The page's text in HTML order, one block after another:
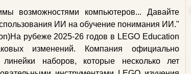
возможностями компьютеров... Давайте
ИИ на обучение понимания ИИ."
рубеже 2025-26 годов в LEGO Education
изменений. Компания официально
наборов, которые несколько лет